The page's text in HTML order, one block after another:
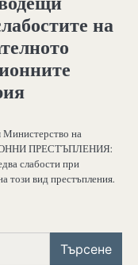
на
Министерство на
ПРЕСТЪПЛЕНИЯ:
слабости при
този вид престъпления.
Търсене